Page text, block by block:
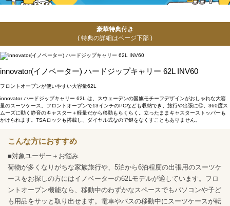
豪華特典付き
( 特典の詳細はページ下部 )
innovator(イノベーター) ハードジップキャリー 62L INV60
フロントオープンが使いやすい大容量62L
innovator ハードジップキャリー 62L は、スウェーデンの国旗モチーフデザインがおしゃれな大容
量のスーツケース。フロントオープンで13インチのPCなども収納でき、旅行や出張に◎。360度ス
ムーズに動く静音のキャスター＋軽量だから移動もらくらく。立ったままキャスターストッパーも
かけられます。TSAロックも搭載し、ダイヤル式なので鍵をなくすこともありません。
こんな方におすすめ
■対象ユーザー＋お悩み
荷物が多くなりがちな家族旅行や、5泊から6泊程度の出張用のスーツケ
ースをお探しの方にはイノベーターの62Lモデルが適しています。フロ
ントオープン機能なら、移動中のわずかなスペースでもパソコンや子ど
も用品をサッと取り出せます。電車やバスの移動中にスーツケースが転